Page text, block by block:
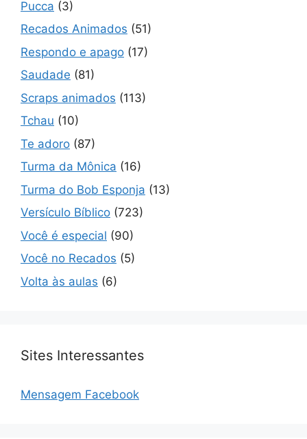
Pucca (3)
Recados Animados (51)
Respondo e apago (17)
Saudade (81)
Scraps animados (113)
Tchau (10)
Te adoro (87)
Turma da Mônica (16)
Turma do Bob Esponja (13)
Versículo Bíblico (723)
Você é especial (90)
Você no Recados (5)
Volta às aulas (6)
Sites Interessantes
Mensagem Facebook